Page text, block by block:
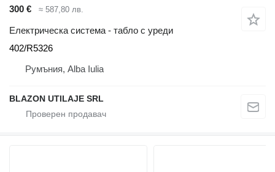
300 € ≈ 587,80 лв.
Електрическа система - табло с уреди
402/R5326
Румъния, Alba Iulia
BLAZON UTILAJE SRL